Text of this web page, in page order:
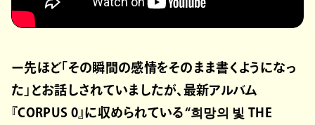
ー先ほど「その瞬間の感情をそのまま書くようになっ
た」とお話しされていましたが、最新アルバム
『CORPUS 0』に収められている“희망의 빛 THE